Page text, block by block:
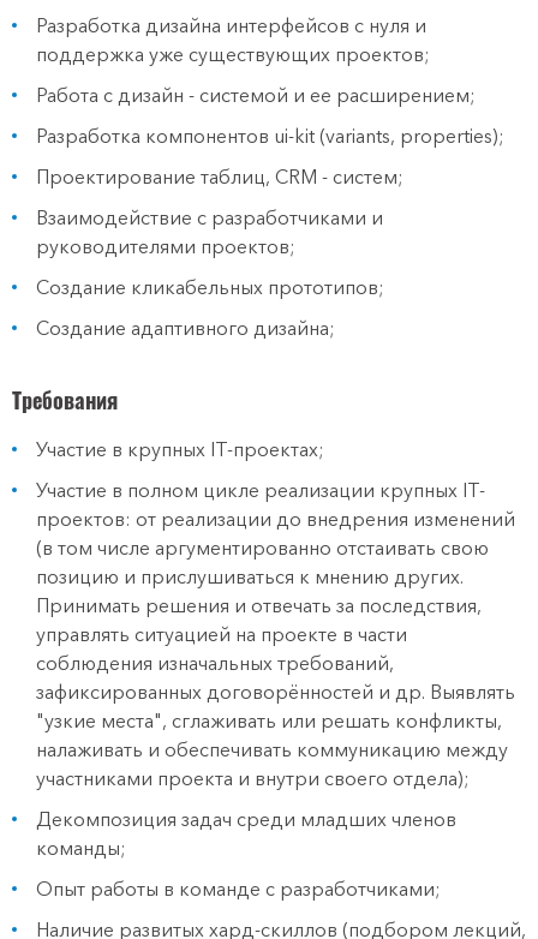
Разработка дизайна интерфейсов с нуля и
поддержка уже существующих проектов;
Работа с дизайн - системой и ее расширением;
Разработка компонентов ui-kit (variants, properties);
Проектирование таблиц, CRM - систем;
Взаимодействие с разработчиками и
руководителями проектов;
Создание кликабельных прототипов;
Создание адаптивного дизайна;
Требования
Участие в крупных IT-проектах;
Участие в полном цикле реализации крупных IT-
проектов: от реализации до внедрения изменений
(в том числе аргументированно отстаивать свою
позицию и прислушиваться к мнению других.
Принимать решения и отвечать за последствия,
управлять ситуацией на проекте в части
соблюдения изначальных требований,
зафиксированных договорённостей и др. Выявлять
"узкие места", сглаживать или решать конфликты,
налаживать и обеспечивать коммуникацию между
участниками проекта и внутри своего отдела);
Декомпозиция задач среди младших членов
команды;
Опыт работы в команде с разработчиками;
Наличие развитых хард-скиллов (подбором лекций,